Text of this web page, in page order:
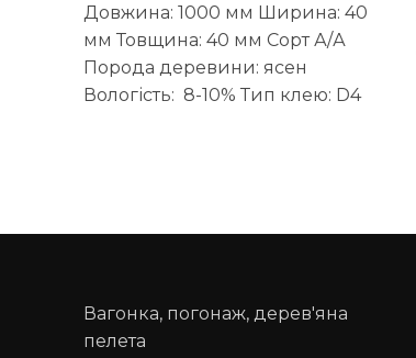
Довжина: 1000 мм Ширина: 40
мм Товщина: 40 мм Сорт А/А
Порода деревини: ясен
Вологість: 8-10% Тип клею: D4
Вагонка, погонаж, дерев'яна
пелета